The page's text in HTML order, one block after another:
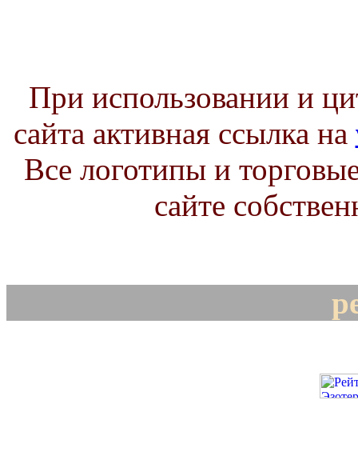
При использовании и
сайта активная ссылка на
Все логотипы и
сайте